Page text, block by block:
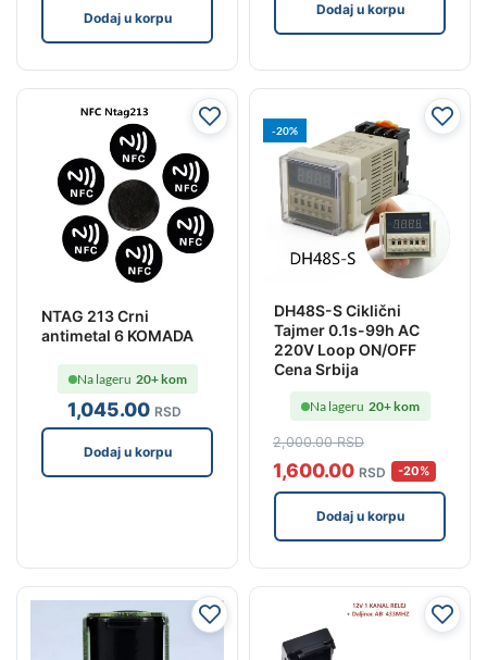
Dodaj u korpu Dodaj u korpu
NTAG 213 Crni
antimetal 6 KOMADA
1,045.00 RSD
Na lageru 20+ kom
Dodaj u korpu
-20%
DH48S-S Ciklični
Tajmer 0.1s-99h AC
220V Loop ON/OFF
Cena Srbija
2,000.00 RSD
1,600.00 RSD -20%
Na lageru 20+ kom
Dodaj u korpu